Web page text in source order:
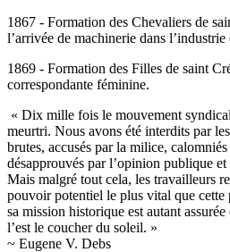
1867 - Formation des Chevaliers de
l’arrivée de machinerie dans
1869 - Formation des Filles de saint
correspondante féminine.
« Dix mille fois le mouvement
meurtri. Nous avons été interdits par
brutes, accusés par la milice, calomniés
désapprouvés par l’opinion publique
Mais malgré tout cela, les travailleurs
pouvoir potentiel le plus vital que cette
sa mission historique est autant
l’est le coucher du soleil. »
~ Eugene V. Debs